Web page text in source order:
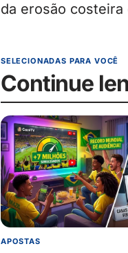
da erosão
SELECIONADAS PARA VOCÊ
Continue
APOSTAS